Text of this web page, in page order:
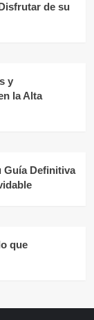
de su
y
la Alta
Guía Definitiva
que